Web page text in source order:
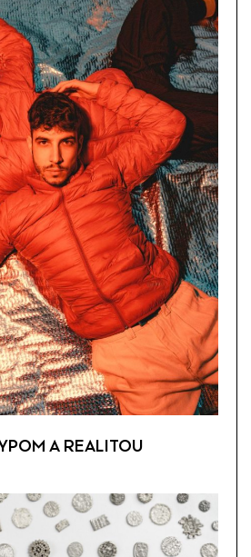
A REALITOU